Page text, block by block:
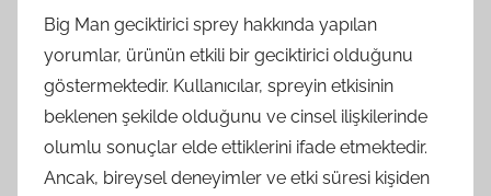
Big Man geciktirici sprey hakkında yapılan
yorumlar, ürünün etkili bir geciktirici olduğunu
göstermektedir. Kullanıcılar, spreyin etkisinin
beklenen şekilde olduğunu ve cinsel ilişkilerinde
olumlu sonuçlar elde ettiklerini ifade etmektedir.
Ancak, bireysel deneyimler ve etki süresi kişiden